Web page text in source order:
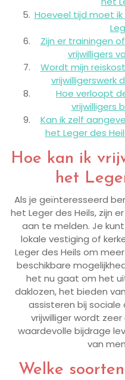
Hoeveel tijd moet
Zijn er trainingen
vrijwilligers
Wordt mijn
vrijwilligerswerk
Hoe verloopt
vrijwilligers
Kan ik zelf
het Leger des
Hoe kan ik
het
Als je geïnteresseerd
het Leger des Heils, zijn
aan te melden. Je
lokale vestiging of
Leger des Heils om
beschikbare
het nu gaat om het
daklozen, het bieden
assisteren bij
vrijwilliger wordt
waardevolle bijdrage
van
Welke